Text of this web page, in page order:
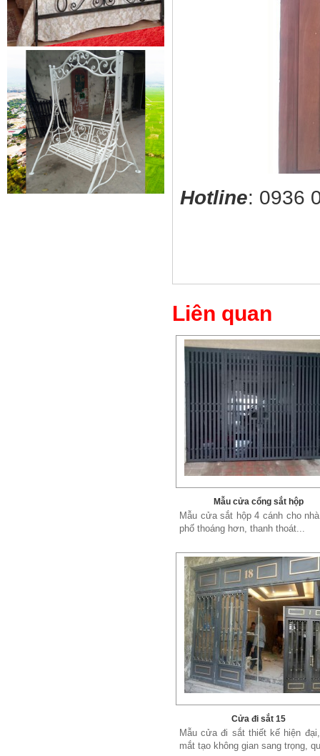
Cửa cổng sắt mỹ thuật 19
Cửa cống sắt đẹp cho mọi không
gian nhà riêng, biệt thự, nhà sân...
Cửa sắt mẫu 20
Hotline: 0936
Liên quan
Mẫu cửa cổng sắt hộp
Mẫu cửa sắt hộp 4 cánh cho
phố thoáng hơn, thanh thoát...
Cửa đi sắt 15
Mẫu cửa đi sắt thiết kế hiện
mắt tạo không gian sang trọng,